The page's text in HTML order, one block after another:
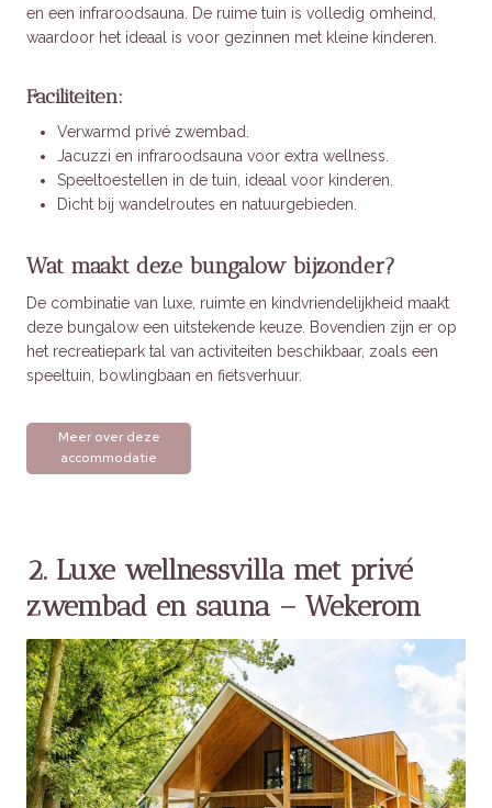
en een infraroodsauna. De ruime tuin is volledig omheind,
waardoor het ideaal is voor gezinnen met kleine kinderen.
Faciliteiten:
Verwarmd privé zwembad.
Jacuzzi en infraroodsauna voor extra wellness.
Speeltoestellen in de tuin, ideaal voor kinderen.
Dicht bij wandelroutes en natuurgebieden.
Wat maakt deze bungalow bijzonder?
De combinatie van luxe, ruimte en kindvriendelijkheid maakt
deze bungalow een uitstekende keuze. Bovendien zijn er op
het recreatiepark tal van activiteiten beschikbaar, zoals een
speeltuin, bowlingbaan en fietsverhuur.
Meer over deze
accommodatie
2. Luxe wellnessvilla met privé
zwembad en sauna – Wekerom